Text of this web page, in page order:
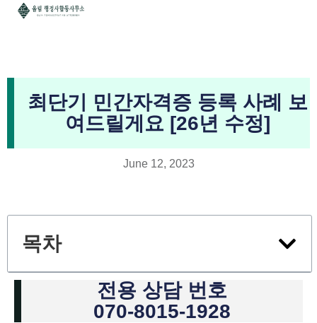
최단기 민간자격증 등록 사례 보
여드릴게요 [26년 수정]
June 12, 2023
목차
전용 상담 번호
070-8015-1928